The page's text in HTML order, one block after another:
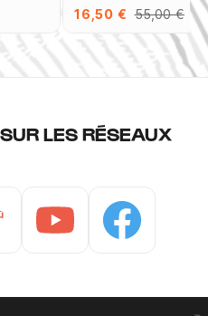
16,50 € 55,00 €
LES RÉSEAUX